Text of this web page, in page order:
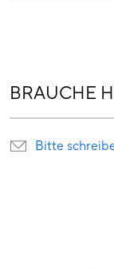
BRAUCHE
Bitte